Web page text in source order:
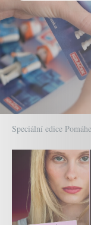
Speciální edice